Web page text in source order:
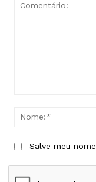
Salve meu